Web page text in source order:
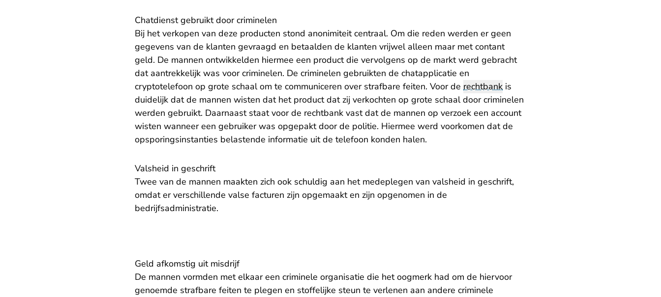
Chatdienst gebruikt door criminelen
Bij het verkopen van deze producten stond anonimiteit centraal. Om die reden werden er geen
gegevens van de klanten gevraagd en betaalden de klanten vrijwel alleen maar met contant
geld. De mannen ontwikkelden hiermee een product die vervolgens op de markt werd gebracht
dat aantrekkelijk was voor criminelen. De criminelen gebruikten de chatapplicatie en
cryptotelefoon op grote schaal om te communiceren over strafbare feiten. Voor de rechtbank is
duidelijk dat de mannen wisten dat het product dat zij verkochten op grote schaal door criminelen
werden gebruikt. Daarnaast staat voor de rechtbank vast dat de mannen op verzoek een account
wisten wanneer een gebruiker was opgepakt door de politie. Hiermee werd voorkomen dat de
opsporingsinstanties belastende informatie uit de telefoon konden halen.
Valsheid in geschrift
Twee van de mannen maakten zich ook schuldig aan het medeplegen van valsheid in geschrift,
omdat er verschillende valse facturen zijn opgemaakt en zijn opgenomen in de
bedrijfsadministratie.
Geld afkomstig uit misdrijf
De mannen vormden met elkaar een criminele organisatie die het oogmerk had om de hiervoor
genoemde strafbare feiten te plegen en stoffelijke steun te verlenen aan andere criminele